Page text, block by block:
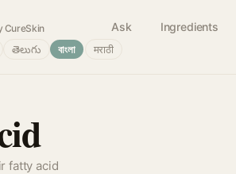
CureSkin Ask Ingredients
తెలుగు বাংলা मराठी
fatty acid